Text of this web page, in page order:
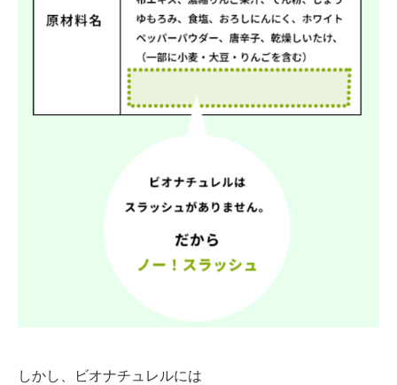
しかし、ビオナチュレルには